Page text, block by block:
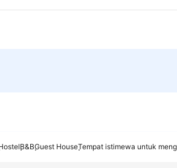
B&BGuest HouseTempat istimewa untuk